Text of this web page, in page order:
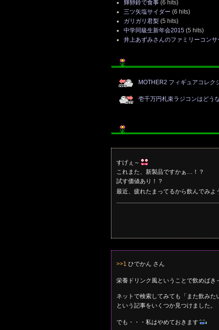
輝卵鈴で食事 (6 hits)
三ツ矢塩サイダー (6 hits)
ガリガリ君梨 (5 hits)
中学同級生新年会2015 (5 hits)
井上あずみさんのファミリーコン
MOTHER2 フィギュアコレク
壱千万円札束ラジコンはどう
すげぇ～
これまた、新製品ですかぁ…！？
試す価値あり！？
最近、疲れたまってるから飲んでみ
>>1 ひでかん さん
栄養ドリンク風ということで飲めばき
ネットで検索してみても「また飲み
という記事をいくつか見つけました。
でも・・・私はやめておきます